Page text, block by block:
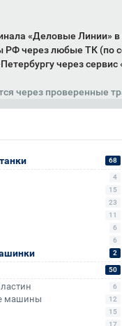
«Деловые Линии» в
РФ через любые ТК (по
через
через проверенные
68
4
15
23
11
6
6
2
50
6
машины 12
15
17